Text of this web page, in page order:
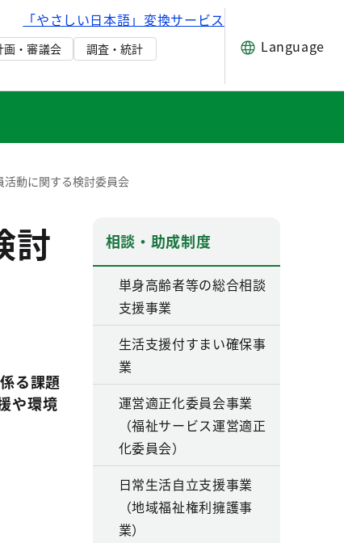
「やさしい日本語」変換サービス
画・審議会
調査・統計
Language
活動に関する検討委員会
討
る課題
や環境
相談・助成制度
単身高齢者等の総合相談
支援事業
生活支援付すまい確保事
業
運営適正化委員会事業
（福祉サービス運営適正
化委員会）
日常生活自立支援事業
（地域福祉権利擁護事
業）